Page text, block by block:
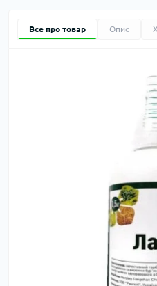
Все про товар Опис